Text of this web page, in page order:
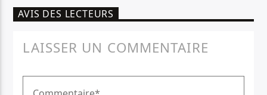
AVIS DES LECTEURS
LAISSER UN COMMENTAIRE